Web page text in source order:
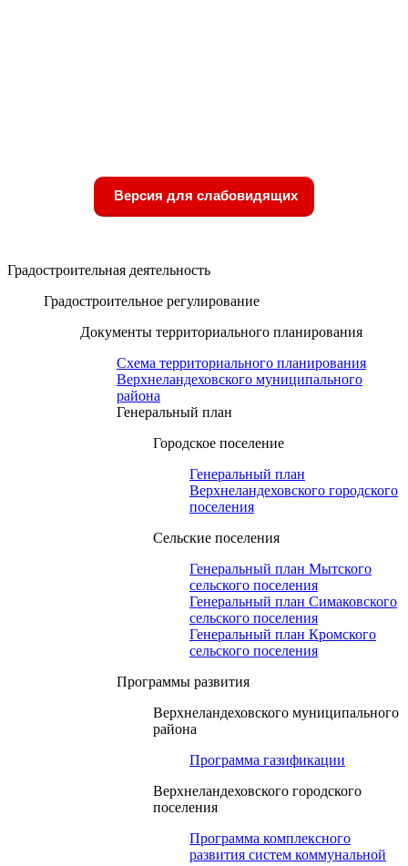
Версия для слабовидящих
Градостроительная деятельность
Градостроительное регулирование
Документы территориального планирования
Схема территориального планирования
Верхнеландеховского муниципального
района
Генеральный план
Городское поселение
Генеральный план
Верхнеландеховского городского
поселения
Сельские поселения
Генеральный план Мытского
сельского поселения
Генеральный план Симаковского
сельского поселения
Генеральный план Кромского
сельского поселения
Программы развития
Верхнеландеховского муниципального
района
Программа газификации
Верхнеландеховского городского
поселения
Программа комплексного
развития систем коммунальной